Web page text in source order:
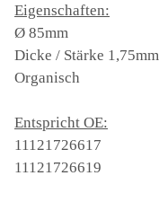
Eigenschaften:
Ø 85mm
Dicke / Stärke 1,75mm
Organisch
Entspricht OE:
11121726617
11121726619